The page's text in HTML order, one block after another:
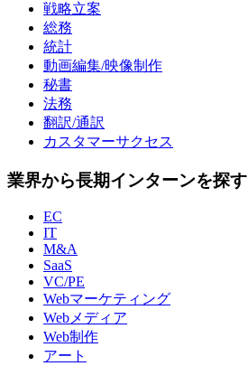
戦略立案
総務
統計
動画編集/映像制作
秘書
法務
翻訳/通訳
カスタマーサクセス
業界から長期インターンを探す
EC
IT
M&A
SaaS
VC/PE
Webマーケティング
Webメディア
Web制作
アート